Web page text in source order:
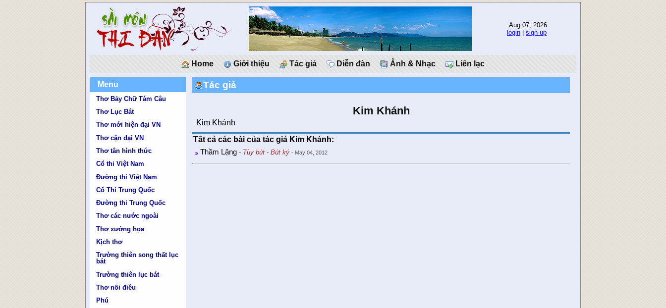
Aug 07, 2026
login
sign up
Home Giới thiệu Tác giả Diễn đàn Ảnh & Nhạc Liên lạc
Menu
Thơ Bảy Chữ Tám Câu
Thơ Lục Bát
Thơ mới hiện đại VN
Thơ cận đại VN
Thơ tân hình thức
Cổ thi Việt Nam
Đường thi Việt Nam
Cổ Thi Trung Quốc
Đường thi Trung Quốc
Thơ các nước ngoài
Thơ xướng họa
Kịch thơ
Trường thiên song thất lục
bát
Trường thiên lục bát
Thơ nối điêu
Phú
Tác giả
Kim Khánh
Kim Khánh
Tất cả các bài của tác giả Kim Khánh:
Thầm Lặng - Tùy bút - Bút ký - May 04, 2012